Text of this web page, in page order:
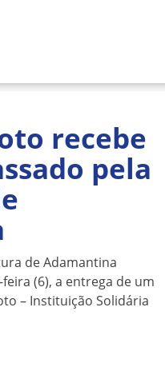
recebe
pela
de Adamantina
(6), a entrega de um
– Instituição Solidária